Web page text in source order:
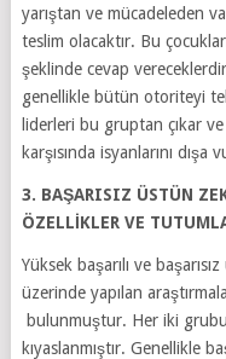
yarıştan ve mücadeleden
teslim olacaktır. Bu
şeklinde cevap
genellikle bütün otoriteyi
liderleri bu gruptan çıkar
karşısında isyanlarını dışa
3. BAŞARISIZ ÜSTÜN
ÖZELLİKLER VE
Yüksek başarılı ve
üzerinde yapılan
bulunmuştur. Her iki
kıyaslanmıştır. Genellikle